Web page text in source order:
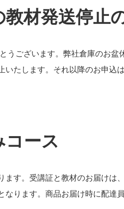
教材発送停止
うございます。弊社倉庫のお
いたします。それ以降のお申込
コース
ます。受講証と教材のお届けは
なります。商品お届け時に配達